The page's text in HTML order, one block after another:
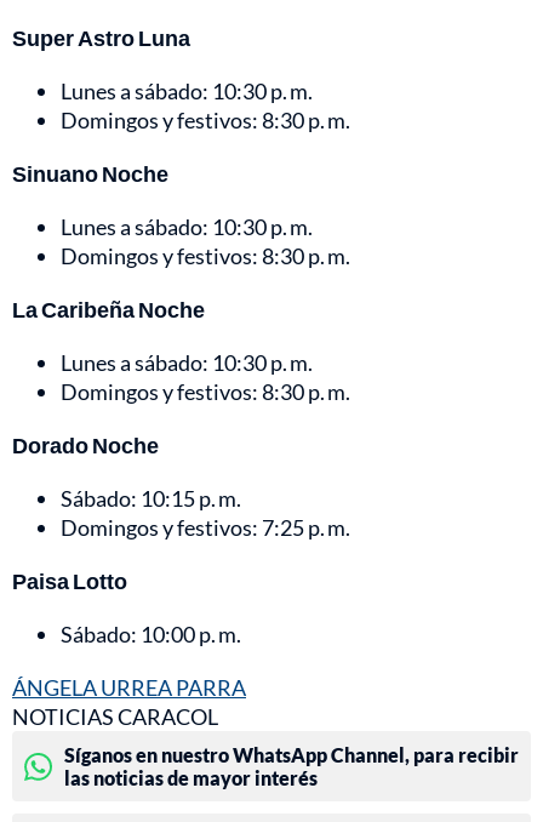
Super Astro Luna
Lunes a sábado: 10:30 p. m.
Domingos y festivos: 8:30 p. m.
Sinuano Noche
Lunes a sábado: 10:30 p. m.
Domingos y festivos: 8:30 p. m.
La Caribeña Noche
Lunes a sábado: 10:30 p. m.
Domingos y festivos: 8:30 p. m.
Dorado Noche
Sábado: 10:15 p. m.
Domingos y festivos: 7:25 p. m.
Paisa Lotto
Sábado: 10:00 p. m.
ÁNGELA URREA PARRA
NOTICIAS CARACOL
Síganos en nuestro WhatsApp Channel, para recibir
las noticias de mayor interés